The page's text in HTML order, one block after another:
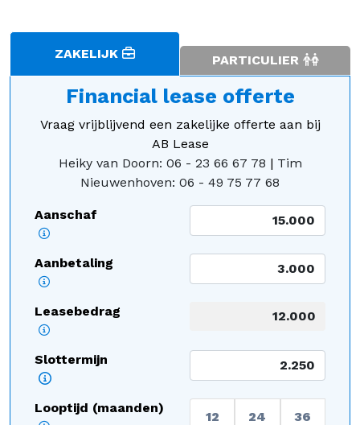
ZAKELIJK PARTICULIER
Financial lease offerte
Vraag vrijblijvend een zakelijke offerte aan bij
AB Lease
Heiky van Doorn: 06 - 23 66 67 78 | Tim
Nieuwenhoven: 06 - 49 75 77 68
Aanschaf
Aanbetaling
Leasebedrag
Slottermijn
Looptijd (maanden)
12 24 36